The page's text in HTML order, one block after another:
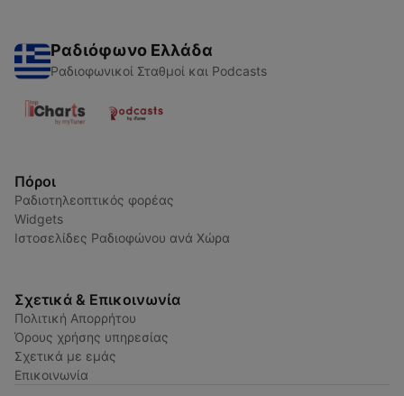
Ραδιόφωνο Ελλάδα
Ραδιοφωνικοί Σταθμοί και Podcasts
Πόροι
Ραδιοτηλεοπτικός φορέας
Widgets
Ιστοσελίδες Ραδιοφώνου ανά Χώρα
Σχετικά & Επικοινωνία
Πολιτική Απορρήτου
Όρους χρήσης υπηρεσίας
Σχετικά με εμάς
Επικοινωνία